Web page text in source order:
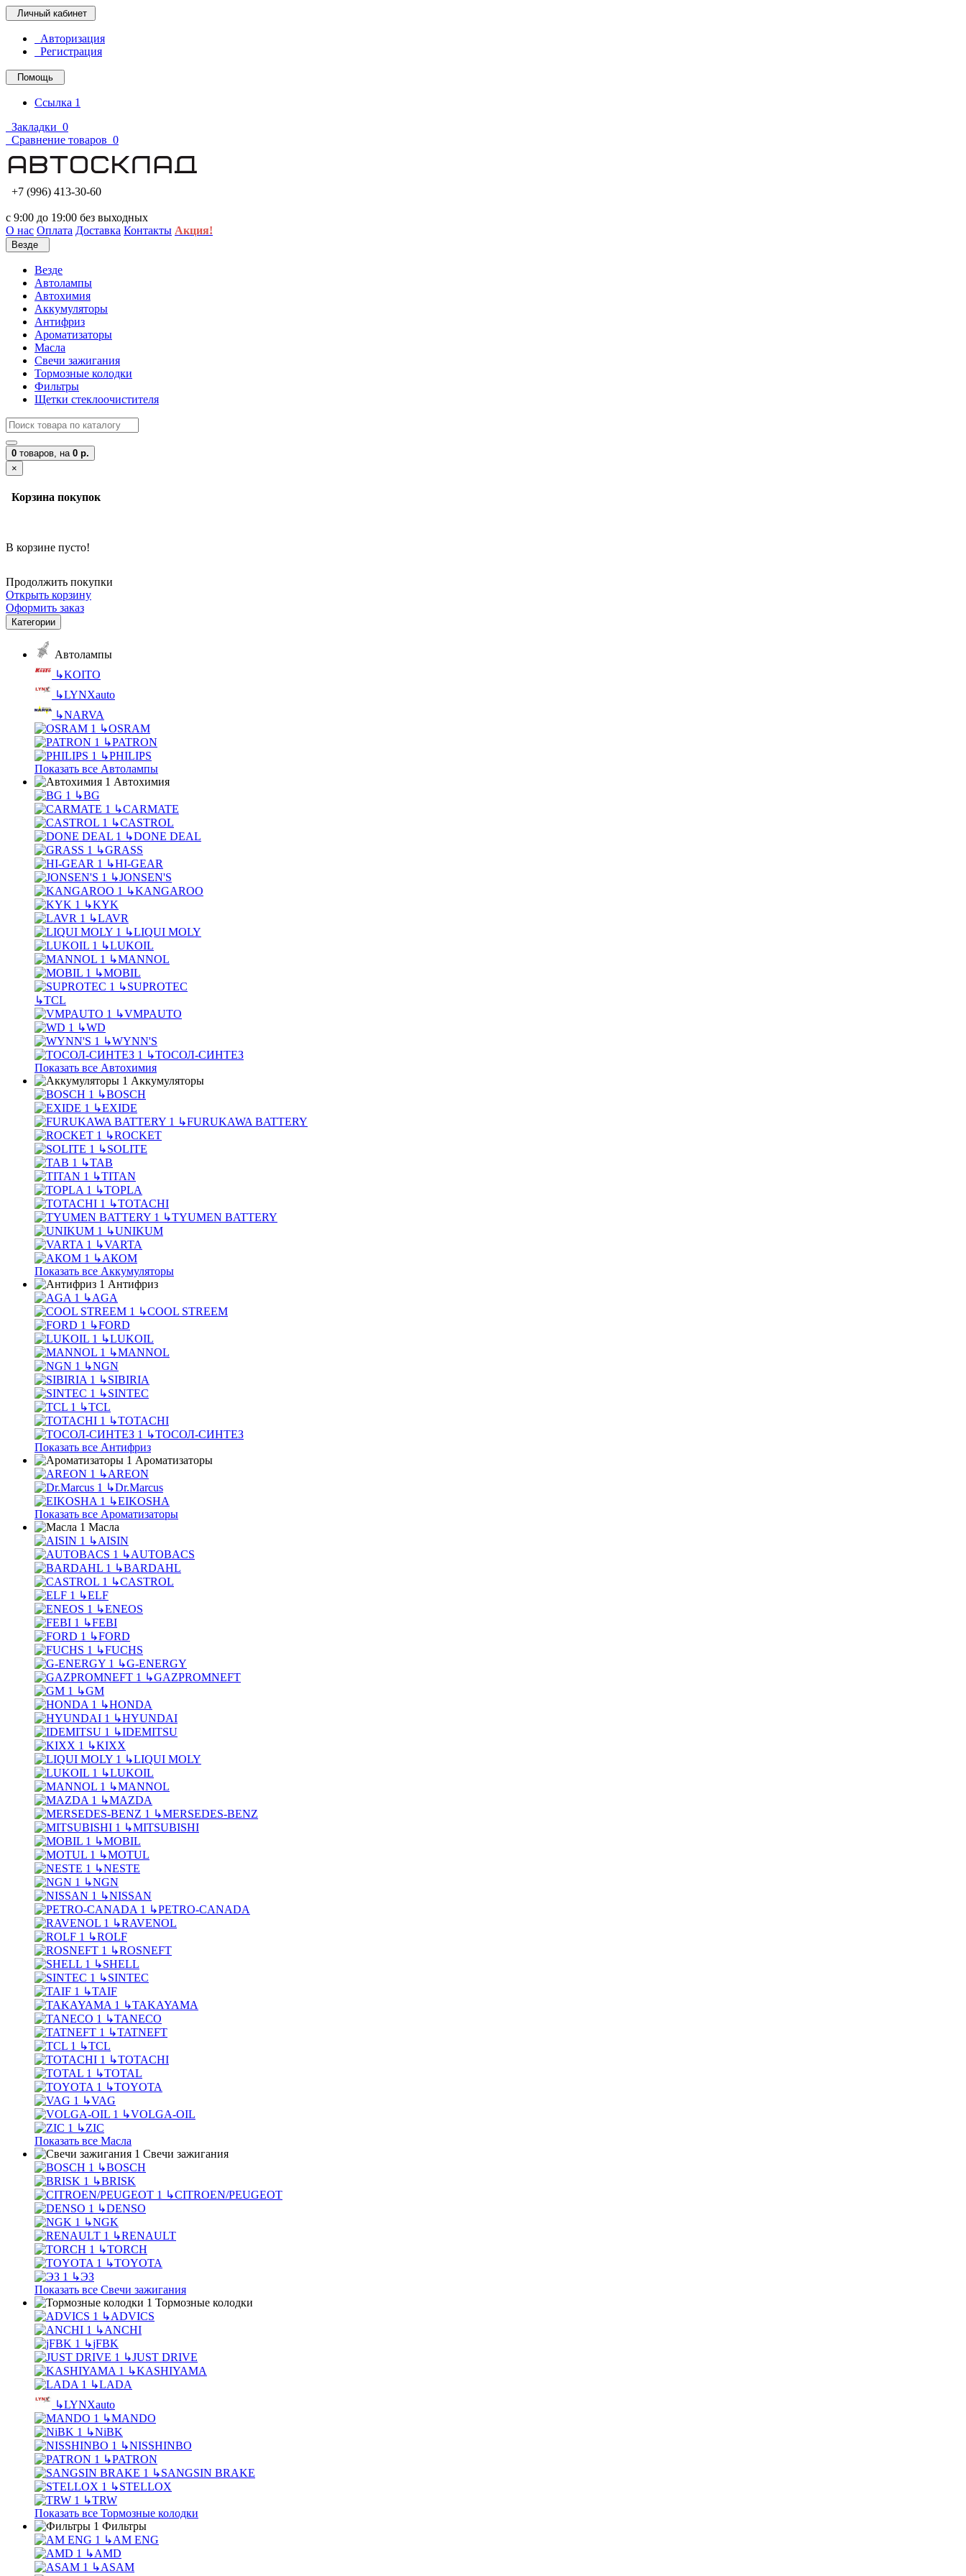
Личный кабинет
Авторизация
Регистрация
Помощь
Ссылка 1
Закладки 0
Сравнение товаров 0
+7 (996) 413-30-60
с 9:00 до 19:00 без выходных
О нас Оплата Доставка Контакты Акция!
Везде
Везде
Автолампы
Автохимия
Аккумуляторы
Антифриз
Ароматизаторы
Масла
Свечи зажигания
Тормозные колодки
Фильтры
Щетки стеклоочистителя
0 товаров, на 0 р.
×
Корзина покупок
В корзине пусто!
Продолжить покупки
Открыть корзину
Оформить заказ
Категории
Автолампы
↳KOITO
↳LYNXauto
↳NARVA
↳OSRAM
↳PATRON
↳PHILIPS
Показать все Автолампы
Автохимия
↳BG
↳CARMATE
↳CASTROL
↳DONE DEAL
↳GRASS
↳HI-GEAR
↳JONSEN'S
↳KANGAROO
↳KYK
↳LAVR
↳LIQUI MOLY
↳LUKOIL
↳MANNOL
↳MOBIL
↳SUPROTEC
↳TCL
↳VMPAUTO
↳WD
↳WYNN'S
↳ТОСОЛ-СИНТЕЗ
Показать все Автохимия
Аккумуляторы
↳BOSCH
↳EXIDE
↳FURUKAWA BATTERY
↳ROCKET
↳SOLITE
↳TAB
↳TITAN
↳TOPLA
↳TOTACHI
↳TYUMEN BATTERY
↳UNIKUM
↳VARTA
↳АКОМ
Показать все Аккумуляторы
Антифриз
↳AGA
↳COOL STREEM
↳FORD
↳LUKOIL
↳MANNOL
↳NGN
↳SIBIRIA
↳SINTEC
↳TCL
↳TOTACHI
↳ТОСОЛ-СИНТЕЗ
Показать все Антифриз
Ароматизаторы
↳AREON
↳Dr.Marcus
↳EIKOSHA
Показать все Ароматизаторы
Масла
↳AISIN
↳AUTOBACS
↳BARDAHL
↳CASTROL
↳ELF
↳ENEOS
↳FEBI
↳FORD
↳FUCHS
↳G-ENERGY
↳GAZPROMNEFT
↳GM
↳HONDA
↳HYUNDAI
↳IDEMITSU
↳KIXX
↳LIQUI MOLY
↳LUKOIL
↳MANNOL
↳MAZDA
↳MERSEDES-BENZ
↳MITSUBISHI
↳MOBIL
↳MOTUL
↳NESTE
↳NGN
↳NISSAN
↳PETRO-CANADA
↳RAVENOL
↳ROLF
↳ROSNEFT
↳SHELL
↳SINTEC
↳TAIF
↳TAKAYAMA
↳TANECO
↳TATNEFT
↳TCL
↳TOTACHI
↳TOTAL
↳TOYOTA
↳VAG
↳VOLGA-OIL
↳ZIC
Показать все Масла
Свечи зажигания
↳BOSCH
↳BRISK
↳CITROEN/PEUGEOT
↳DENSO
↳NGK
↳RENAULT
↳TORCH
↳TOYOTA
↳ЭЗ
Показать все Свечи зажигания
Тормозные колодки
↳ADVICS
↳ANCHI
↳jFBK
↳JUST DRIVE
↳KASHIYAMA
↳LADA
↳LYNXauto
↳MANDO
↳NiBK
↳NISSHINBO
↳PATRON
↳SANGSIN BRAKE
↳STELLOX
↳TRW
Показать все Тормозные колодки
Фильтры
↳AM ENG
↳AMD
↳ASAM